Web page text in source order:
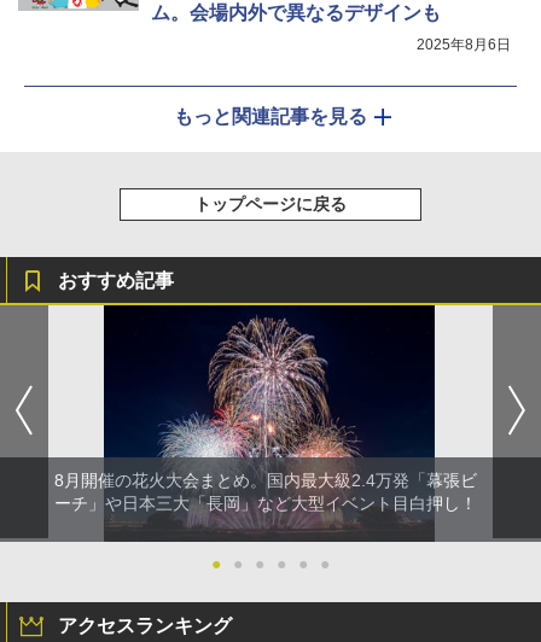
ム。会場内外で異なるデザインも
2025年8月6日
もっと関連記事を見る
トップページに戻る
おすすめ記事
8月開催の花火大会まとめ。国内最大級2.4万発「幕張ビ
ーチ」や日本三大「長岡」など大型イベント目白押し！
● ● ● ● ● ●
アクセスランキング